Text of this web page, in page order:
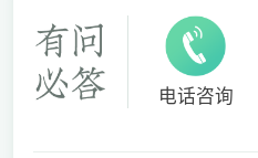
电话咨询